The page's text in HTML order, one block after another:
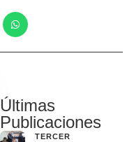
Últimas
Publicaciones
TERCER